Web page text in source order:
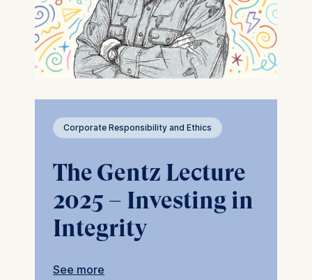
Corporate Responsibility and Ethics
The Gentz Lecture
2025 – Investing in
Integrity
See more